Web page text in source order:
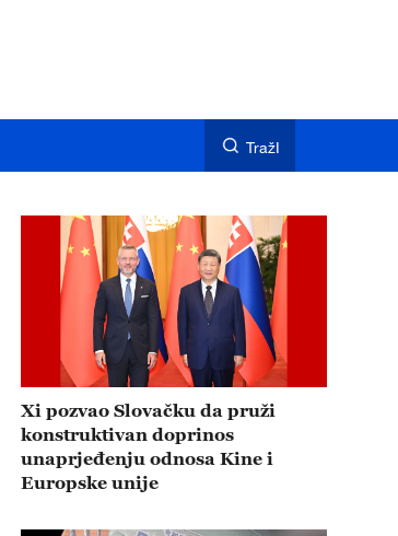
TražI
Xi pozvao Slovačku da pruži
konstruktivan doprinos
unaprjeđenju odnosa Kine i
Europske unije